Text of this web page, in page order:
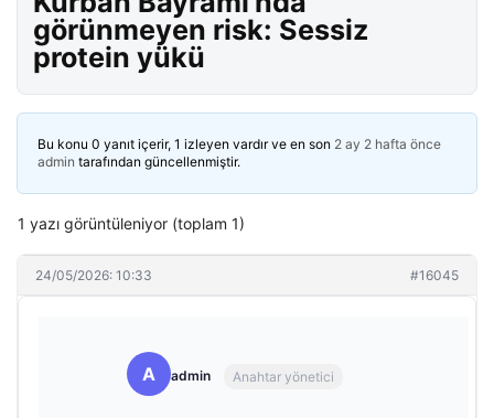
görünmeyen risk: Sessiz
protein yükü
Bu konu 0 yanıt içerir, 1 izleyen vardır ve en son 2 ay 2 hafta önce
admin tarafından güncellenmiştir.
1 yazı görüntüleniyor (toplam 1)
24/05/2026: 10:33 #16045
A admin Anahtar yönetici